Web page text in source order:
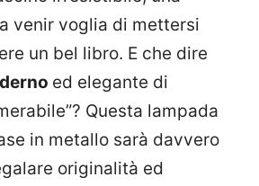
venir voglia di mettersi
un bel libro. E che dire
ed elegante di
Questa lampada
in metallo sarà davvero
originalità ed